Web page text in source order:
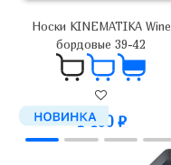
Носки KINEMATIKA Wine
бордовые 39-42
1 400 ₽